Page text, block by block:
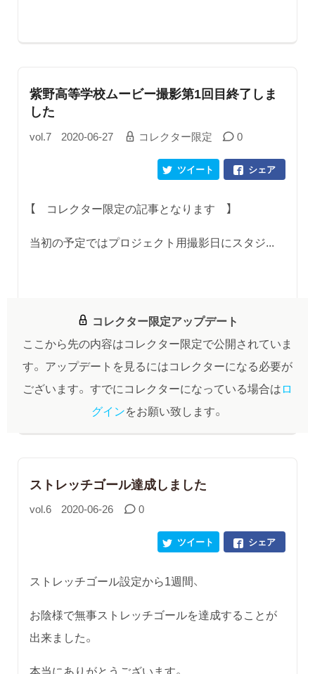
紫野高等学校ムービー撮影第1回目終了しま
した
vol.7 2020-06-27 コレクター限定 0
シェア
ツイート
【 コレクター限定の記事となります 】
当初の予定ではプロジェクト用撮影日にスタジ...
コレクター限定アップデート
ここから先の内容はコレクター限定で公開されていま
す。 アップデートを見るにはコレクターになる必要が
ございます。 すでにコレクターになっている場合はロ
グインをお願い致します。
ストレッチゴール達成しました
vol.6 2020-06-26 0
シェア
ツイート
ストレッチゴール設定から1週間、
お陰様で無事ストレッチゴールを達成することが
出来ました。
本当にありがとうございます。